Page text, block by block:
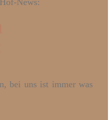
News:
bei uns ist immer was